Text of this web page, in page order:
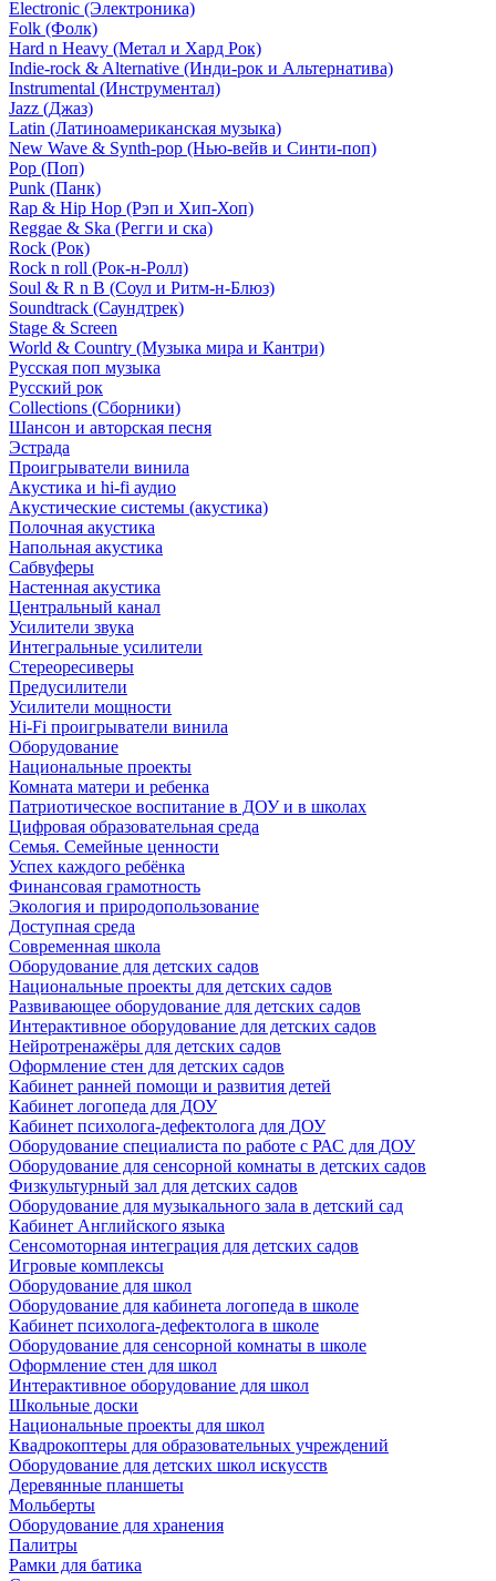
Electronic (Электроника)
Folk (Фолк)
Hard n Heavy (Метал и Хард Рок)
Indie-rock & Alternative (Инди-рок и Альтернатива)
Instrumental (Инструментал)
Jazz (Джаз)
Latin (Латиноамериканская музыка)
New Wave & Synth-pop (Нью-вейв и Синти-поп)
Pop (Поп)
Punk (Панк)
Rap & Hip Hop (Рэп и Хип-Хоп)
Reggae & Ska (Регги и ска)
Rock (Рок)
Rock n roll (Рок-н-Ролл)
Soul & R n B (Соул и Ритм-н-Блюз)
Soundtrack (Саундтрек)
Stage & Screen
World & Country (Музыка мира и Кантри)
Русская поп музыка
Русский рок
Сollections (Сборники)
Шансон и авторская песня
Эстрада
Проигрыватели винила
Акустика и hi-fi аудио
Акустические системы (акустика)
Полочная акустика
Напольная акустика
Сабвуферы
Настенная акустика
Центральный канал
Усилители звука
Интегральные усилители
Стереоресиверы
Предусилители
Усилители мощности
Hi-Fi проигрыватели винила
Оборудование
Национальные проекты
Комната матери и ребенка
Патриотическое воспитание в ДОУ и в школах
Цифровая образовательная среда
Семья. Семейные ценности
Успех каждого ребёнка
Финансовая грамотность
Экология и природопользование
Доступная среда
Современная школа
Оборудование для детских садов
Национальные проекты для детских садов
Развивающее оборудование для детских садов
Интерактивное оборудование для детских садов
Нейротренажёры для детских садов
Оформление стен для детских садов
Кабинет ранней помощи и развития детей
Кабинет логопеда для ДОУ
Кабинет психолога-дефектолога для ДОУ
Оборудование специалиста по работе с РАС для ДОУ
Оборудование для сенсорной комнаты в детских садов
Физкультурный зал для детских садов
Оборудование для музыкального зала в детский сад
Кабинет Английского языка
Сенсомоторная интеграция для детских садов
Игровые комплексы
Оборудование для школ
Оборудование для кабинета логопеда в школе
Кабинет психолога-дефектолога в школе
Оборудование для сенсорной комнаты в школе
Оформление стен для школ
Интерактивное оборудование для школ
Школьные доски
Национальные проекты для школ
Квадрокоптеры для образовательных учреждений
Оборудование для детских школ искусств
Деревянные планшеты
Мольберты
Оборудование для хранения
Палитры
Рамки для батика